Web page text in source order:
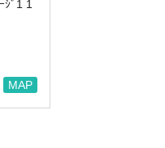
ｼﾞ1 1
MAP